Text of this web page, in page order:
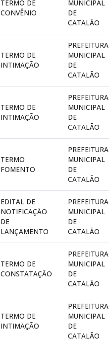
TERMO DE
CONVÊNIO
MUNICIPAL
DE
CATALÃO
TERMO DE
INTIMAÇÃO
PREFEITURA
MUNICIPAL
DE
CATALÃO
TERMO DE
INTIMAÇÃO
PREFEITURA
MUNICIPAL
DE
CATALÃO
TERMO
FOMENTO
PREFEITURA
MUNICIPAL
DE
CATALÃO
EDITAL DE
NOTIFICAÇÃO
DE
LANÇAMENTO
PREFEITURA
MUNICIPAL
DE
CATALÃO
TERMO DE
CONSTATAÇÃO
PREFEITURA
MUNICIPAL
DE
CATALÃO
TERMO DE
INTIMAÇÃO
PREFEITURA
MUNICIPAL
DE
CATALÃO